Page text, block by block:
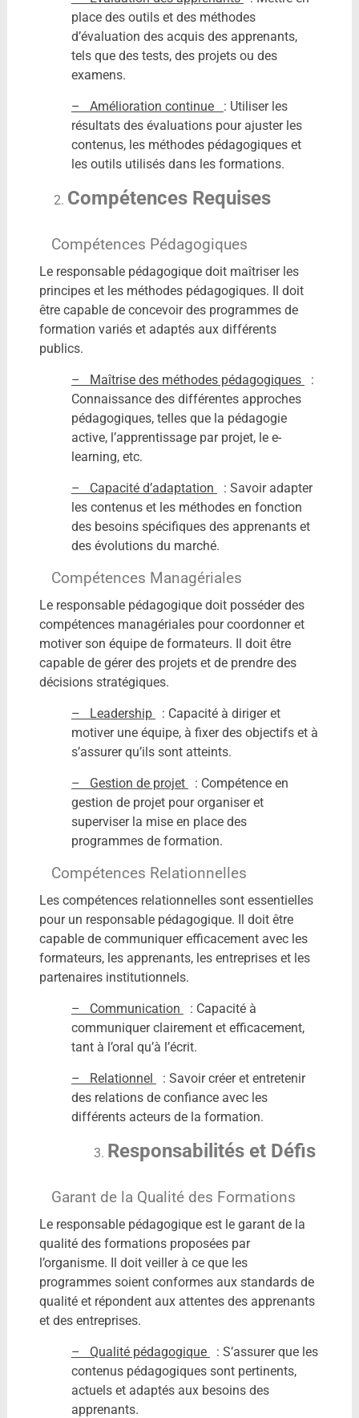
place des outils et des méthodes
d’évaluation des acquis des apprenants,
tels que des tests, des projets ou des
examens.
– Amélioration continue : Utiliser les
résultats des évaluations pour ajuster les
contenus, les méthodes pédagogiques et
les outils utilisés dans les formations.
Compétences Requises
Compétences Pédagogiques
Le responsable pédagogique doit maîtriser les
principes et les méthodes pédagogiques. Il doit
être capable de concevoir des programmes de
formation variés et adaptés aux différents
publics.
– Maîtrise des méthodes pédagogiques
:
Connaissance des différentes approches
pédagogiques, telles que la pédagogie
active, l’apprentissage par projet, le e-
learning, etc.
– Capacité d’adaptation
: Savoir adapter
les contenus et les méthodes en fonction
des besoins spécifiques des apprenants et
des évolutions du marché.
Compétences Managériales
Le responsable pédagogique doit posséder des
compétences managériales pour coordonner et
motiver son équipe de formateurs. Il doit être
capable de gérer des projets et de prendre des
décisions stratégiques.
– Leadership
: Capacité à diriger et
motiver une équipe, à fixer des objectifs et à
s’assurer qu’ils sont atteints.
– Gestion de projet
: Compétence en
gestion de projet pour organiser et
superviser la mise en place des
programmes de formation.
Compétences Relationnelles
Les compétences relationnelles sont essentielles
pour un responsable pédagogique. Il doit être
capable de communiquer efficacement avec les
formateurs, les apprenants, les entreprises et les
partenaires institutionnels.
– Communication
: Capacité à
communiquer clairement et efficacement,
tant à l’oral qu’à l’écrit.
– Relationnel
: Savoir créer et entretenir
des relations de confiance avec les
différents acteurs de la formation.
Responsabilités et Défis
Garant de la Qualité des Formations
Le responsable pédagogique est le garant de la
qualité des formations proposées par
l’organisme. Il doit veiller à ce que les
programmes soient conformes aux standards de
qualité et répondent aux attentes des apprenants
et des entreprises.
– Qualité pédagogique
: S’assurer que les
contenus pédagogiques sont pertinents,
actuels et adaptés aux besoins des
apprenants.